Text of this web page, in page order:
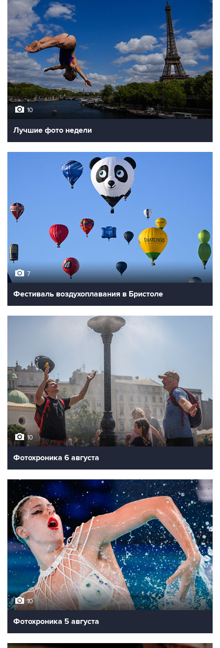
10
Лучшие фото недели
7
Фестиваль воздухоплавания в Бристоле
10
Фотохроника 6 августа
10
Фотохроника 5 августа